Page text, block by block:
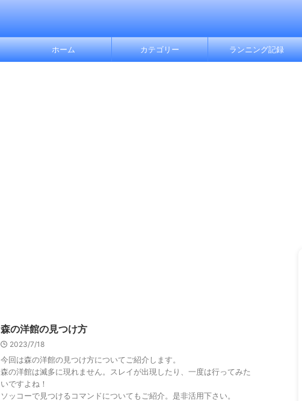
ホーム カテゴリー ランニング記録
森の洋館の見つけ方
2023/7/18
今回は森の洋館の見つけ方についてご紹介します。
森の洋館は滅多に現れません。スレイが出現したり、一度は行ってみた
いですよね！
ソッコーで見つけるコマンドについてもご紹介。是非活用下さい。